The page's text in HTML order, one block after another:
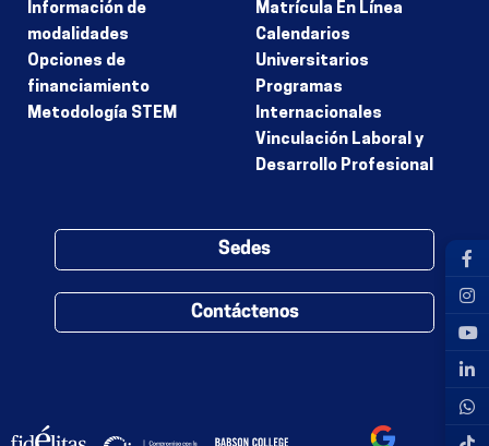
Información de
modalidades
Opciones de
financiamiento
Metodología STEM
Matrícula En Línea
Calendarios
Universitarios
Programas
Internacionales
Vinculación Laboral y
Desarrollo Profesional
Sedes
Contáctenos